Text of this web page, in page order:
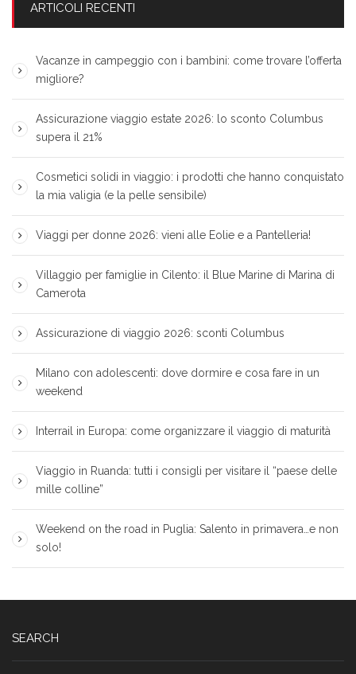
ARTICOLI RECENTI
Vacanze in campeggio con i bambini: come trovare l’offerta
migliore?
Assicurazione viaggio estate 2026: lo sconto Columbus
supera il 21%
Cosmetici solidi in viaggio: i prodotti che hanno conquistato
la mia valigia (e la pelle sensibile)
Viaggi per donne 2026: vieni alle Eolie e a Pantelleria!
Villaggio per famiglie in Cilento: il Blue Marine di Marina di
Camerota
Assicurazione di viaggio 2026: sconti Columbus
Milano con adolescenti: dove dormire e cosa fare in un
weekend
Interrail in Europa: come organizzare il viaggio di maturità
Viaggio in Ruanda: tutti i consigli per visitare il “paese delle
mille colline”
Weekend on the road in Puglia: Salento in primavera…e non
solo!
SEARCH